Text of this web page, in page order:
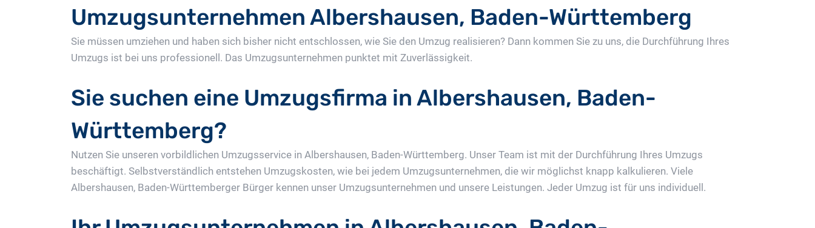
Umzugsunternehmen Albershausen, Baden-Württemberg
Sie müssen umziehen und haben sich bisher nicht entschlossen, wie Sie den Umzug realisieren? Dann kommen Sie zu uns, die Durchführung Ihres
Umzugs ist bei uns professionell. Das Umzugsunternehmen punktet mit Zuverlässigkeit.
Sie suchen eine Umzugsfirma in Albershausen, Baden-
Württemberg?
Nutzen Sie unseren vorbildlichen Umzugsservice in Albershausen, Baden-Württemberg. Unser Team ist mit der Durchführung Ihres Umzugs
beschäftigt. Selbstverständlich entstehen Umzugskosten, wie bei jedem Umzugsunternehmen, die wir möglichst knapp kalkulieren. Viele
Albershausen, Baden-Württemberger Bürger kennen unser Umzugsunternehmen und unsere Leistungen. Jeder Umzug ist für uns individuell.